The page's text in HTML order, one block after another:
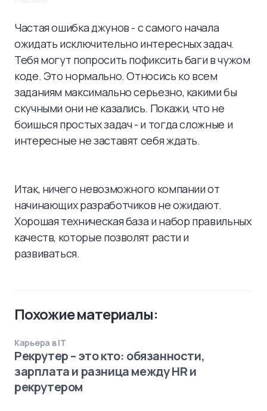
Частая ошибка джунов - с самого начала
ожидать исключительно интересных задач.
Тебя могут попросить пофиксить баги в чужом
коде. Это нормально. Относись ко всем
заданиям максимально серьезно, какими бы
скучными они не казались. Покажи, что не
боишься простых задач - и тогда сложные и
интересные не заставят себя ждать.
Итак, ничего невозможного компании от
начинающих разработчиков не ожидают.
Хорошая техническая база и набор правильных
качеств, которые позволят расти и
развиваться.
Похожие материалы:
Карьера в IT
Рекрутер – это кто: обязанности,
зарплата и разница между HR и
рекрутером